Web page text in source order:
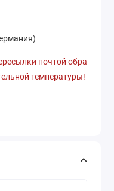
почтой обратите
температуры!